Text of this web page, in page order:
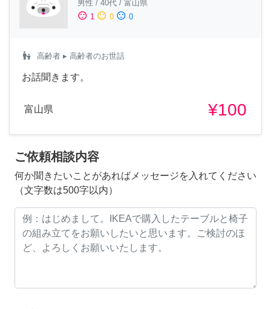
男性 / 40代 / 富山県
sentiment_satisfied 1 sentiment_neutral 0 sentiment_dissatisfied 0
escalator_warning 高齢者 ▸ 高齢者のお世話
お話聞きます。
富山県 ¥100
ご依頼相談内容
何か聞きたいことがあればメッセージを入れてください
（文字数は500字以内）